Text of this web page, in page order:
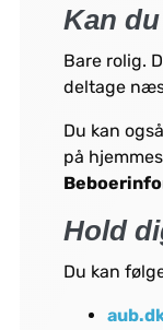
Kan
Bare rolig.
deltage
Du kan
på
Hold
Du kan